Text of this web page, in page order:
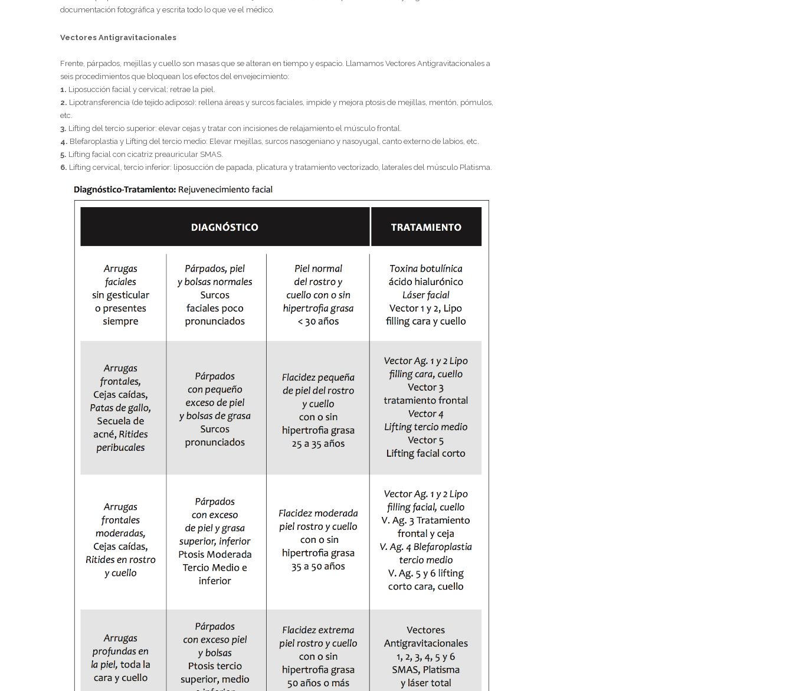
documentación fotográfica y escrita todo lo que ve el médico.
Vectores Antigravitacionales
Frente, párpados, mejillas y cuello son masas que se alteran en tiempo y espacio. Llamamos Vectores Antigravitacionales a
seis procedimientos que bloquean los efectos del envejecimiento:
1. Liposucción facial y cervical: retrae la piel.
2. Lipotransferencia (de tejido adiposo): rellena áreas y surcos faciales, impide y mejora ptosis de mejillas, mentón, pómulos,
etc.
3. Lifting del tercio superior: elevar cejas y tratar con incisiones de relajamiento el músculo frontal.
4. Blefaroplastia y Lifting del tercio medio: Elevar mejillas, surcos nasogeniano y nasoyugal, canto externo de labios, etc.
5. Lifting facial con cicatriz preauricular SMAS.
6. Lifting cervical, tercio inferior: liposucción de papada, plicatura y tratamiento vectorizado, laterales del músculo Platisma.